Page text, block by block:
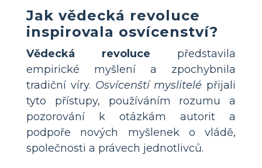
Jak vědecká revoluce
inspirovala osvícenství?
Vědecká revoluce představila
empirické myšlení a zpochybnila
tradiční víry. Osvícenští myslitelé přijali
tyto přístupy, používáním rozumu a
pozorování k otázkám autorit a
podpoře nových myšlenek o vládě,
společnosti a právech jednotlivců.